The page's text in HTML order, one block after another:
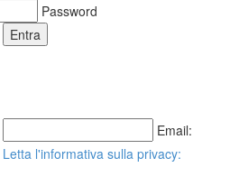
Password
Email:
Letta l'informativa sulla privacy: